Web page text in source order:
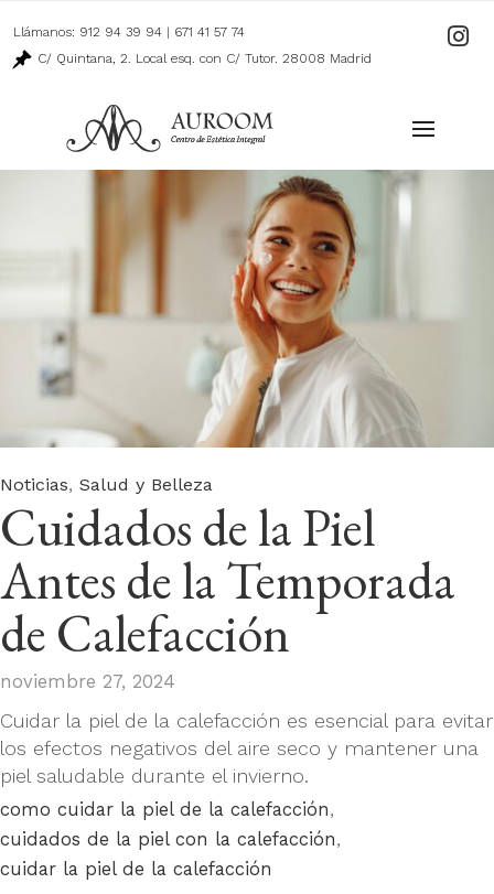
Llámanos: 912 94 39 94 | 671 41 57 74
Ir
C/ Quintana, 2. Local esq. con C/ Tutor. 28008 Madrid
Category
Noticias, Salud y Belleza
Cuidados de la Piel
Antes de la Temporada
de Calefacción
noviembre 27, 2024
Cuidar la piel de la calefacción es esencial para evitar
los efectos negativos del aire seco y mantener una
piel saludable durante el invierno.
Tags
como cuidar la piel de la calefacción,
cuidados de la piel con la calefacción,
cuidar la piel de la calefacción